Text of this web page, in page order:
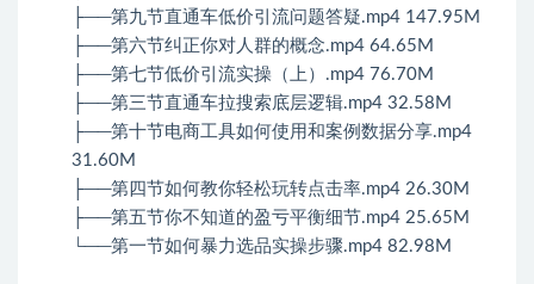
├──第九节直通车低价引流问题答疑.mp4 147.95M
├──第六节纠正你对人群的概念.mp4 64.65M
├──第七节低价引流实操（上）.mp4 76.70M
├──第三节直通车拉搜索底层逻辑.mp4 32.58M
├──第十节电商工具如何使用和案例数据分享.mp4
31.60M
├──第四节如何教你轻松玩转点击率.mp4 26.30M
├──第五节你不知道的盈亏平衡细节.mp4 25.65M
└──第一节如何暴力选品实操步骤.mp4 82.98M